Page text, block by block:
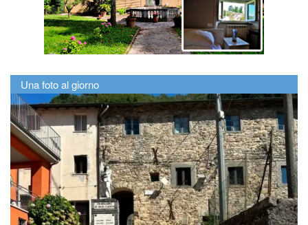
Una foto al giorno